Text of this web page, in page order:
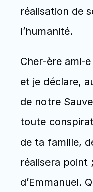
réalisation de
l’humanité.
Cher-ère ami-
et je déclare,
de notre
toute
de ta famille,
réalisera point
d’Emmanuel.